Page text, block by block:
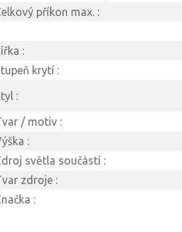
příkon max. :
:
krytí :
:
/ motiv :
:
světla součástí :
zdroje :
: